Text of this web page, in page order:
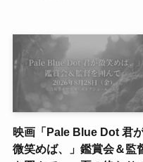
映画「Pale Blue Dot 君
微笑めば、」鑑賞会＆監